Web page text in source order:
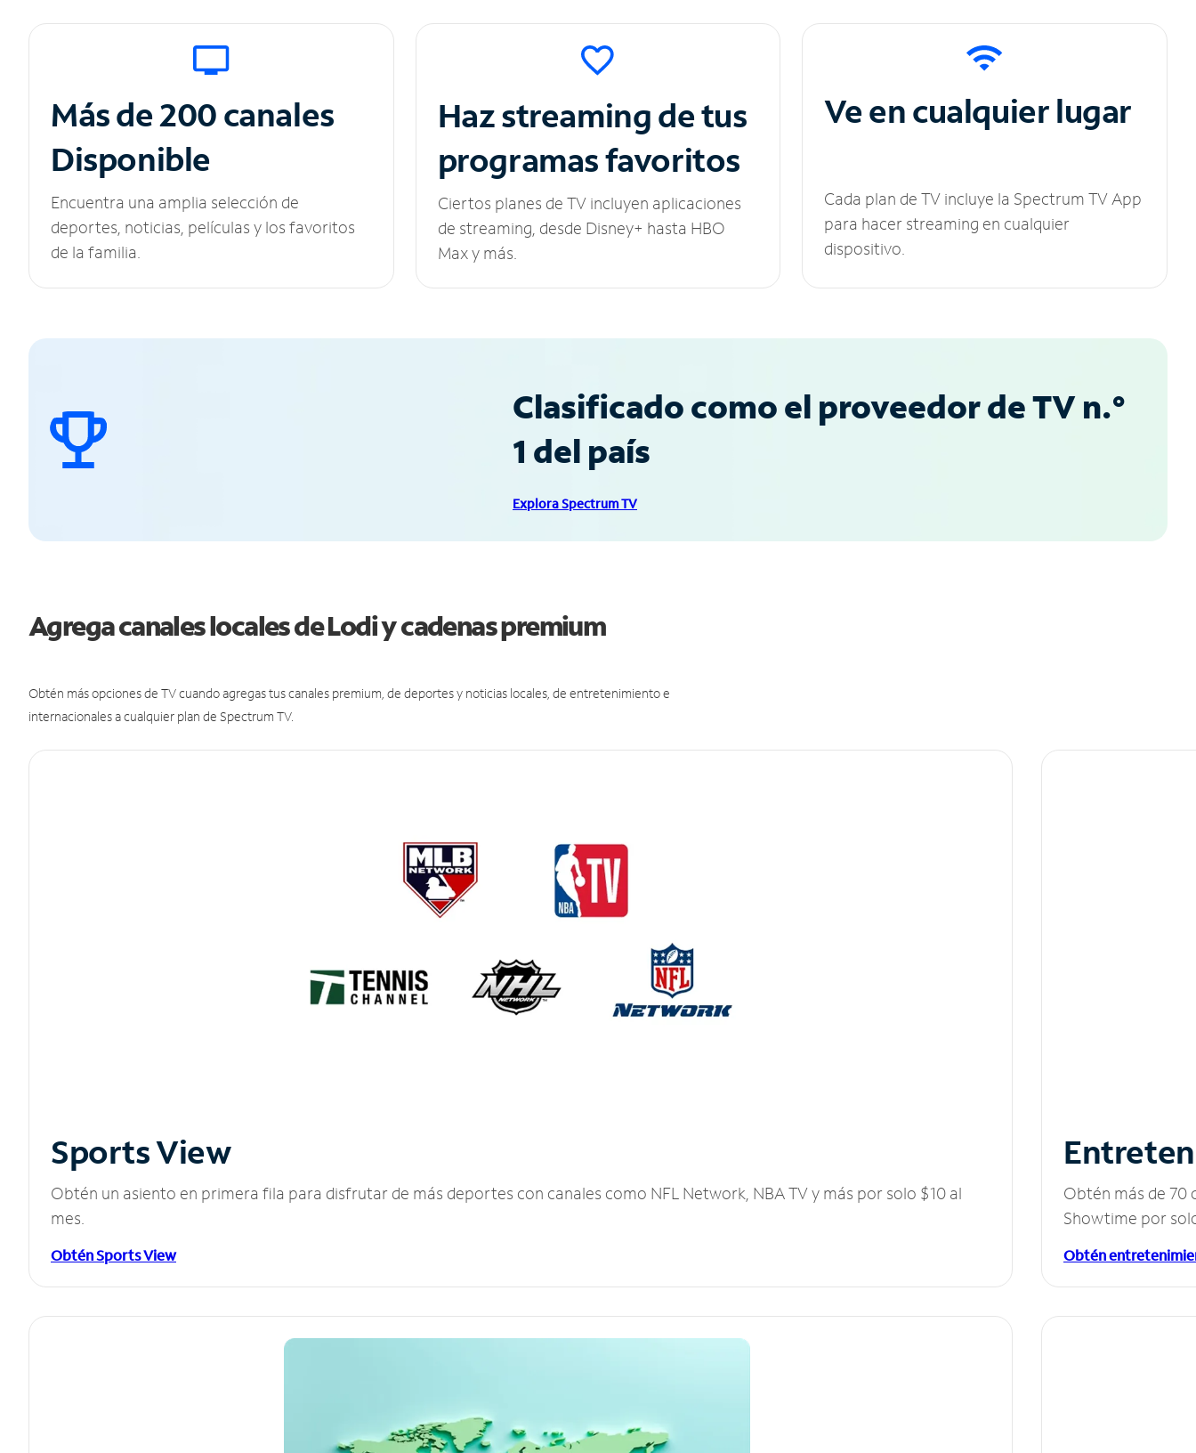
Más de 200 canales
Disponible
Encuentra una amplia selección de
deportes, noticias, películas y los favoritos
de la familia.
Haz streaming de tus
programas favoritos
Ciertos planes de TV incluyen aplicaciones
de streaming, desde Disney+ hasta HBO
Max y más.
Ve en cualquier lugar
Cada plan de TV incluye la Spectrum TV App
para hacer streaming en cualquier
dispositivo.
Clasificado como el proveedor de TV n.°
1 del país
Explora Spectrum TV
Agrega canales locales de Lodi y cadenas premium
Obtén más opciones de TV cuando agregas tus canales premium, de deportes y noticias locales, de entretenimiento e
internacionales a cualquier plan de Spectrum TV.
Sports View
Obtén un asiento en primera fila para disfrutar de más deportes con canales como NFL Network, NBA TV y más por solo $10 al
mes.
Obtén Sports View
Obtén más de 70
Showtime por
Obtén